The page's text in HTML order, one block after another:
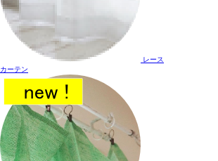
レース
カーテン